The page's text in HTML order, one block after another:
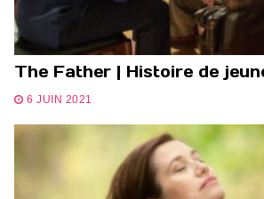
The Father | Histoire de
6 JUIN 2021